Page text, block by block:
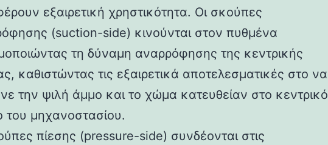
εξαιρετική χρηστικότητα. Οι σκούπες
(suction-side) κινούνται στον πυθμένα
τη δύναμη αναρρόφησης της κεντρικής
καθιστώντας τις εξαιρετικά αποτελεσματικές στο να
την ψιλή άμμο και το χώμα κατευθείαν στο κεντρικό
του μηχανοστασίου.
πίεσης (pressure-side) συνδέονται στις